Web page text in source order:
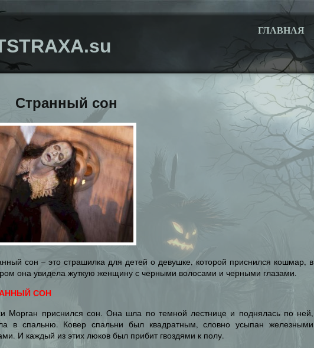
ГЛАВНАЯ
Странный сон
сон – это страшилка для детей о девушке, которой приснился кошмар, в
она увидела жуткую женщину с черными волосами и черными глазами.
СОН
Морган приснился сон. Она шла по темной лестнице и поднялась по ней,
в спальню. Ковер спальни был квадратным, словно усыпан железными
И каждый из этих люков был прибит гвоздями к полу.